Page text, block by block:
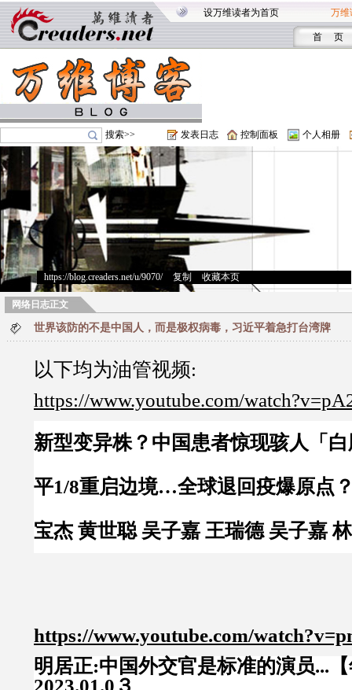
设万维读者为首页 万维
首 页
搜索>> 发表日志 控制面板 个人相册
https://blog.creaders.net/u/9070/> 复制 收藏本页
网络日志正文
世界该防的不是中国人，而是极权病毒，习近平着急打台湾牌
以下均为油管视频:
https://www.youtube.com/
新型变异株？中国患者惊现骇人「
平1/8重启边境…全球退回疫爆原点
宝杰 黄世聪 吴子嘉 王瑞德 吴子嘉
https://www.youtube.com/
明居正:中国外交官是标准的演员...
2023.01.0３